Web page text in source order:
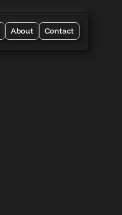
About Contact